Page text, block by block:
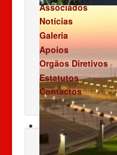
Associados
Notícias
Galeria
Apoios
Orgãos Diretivos
Estatutos
Contactos